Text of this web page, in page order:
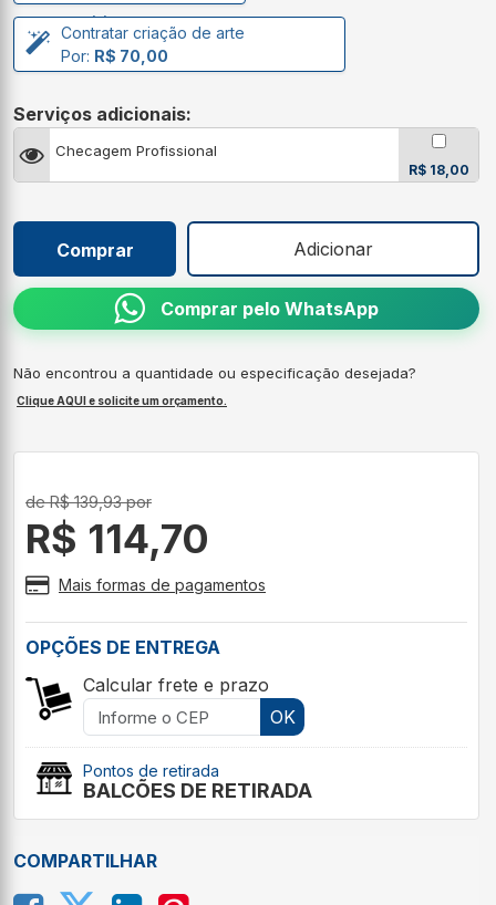
arte(s)
Contratar criação de arte
Por: R$ 70,00
Serviços adicionais:
Checagem Profissional
R$ 18,00
Comprar Adicionar
Comprar pelo WhatsApp
Não encontrou a quantidade ou especificação desejada?
Clique AQUI e solicite um orçamento.
de R$ 139,93 por
R$ 114,70
Mais formas de pagamentos
OPÇÕES DE ENTREGA
Calcular frete e prazo
OK
Pontos de retirada
BALCÕES DE RETIRADA
COMPARTILHAR